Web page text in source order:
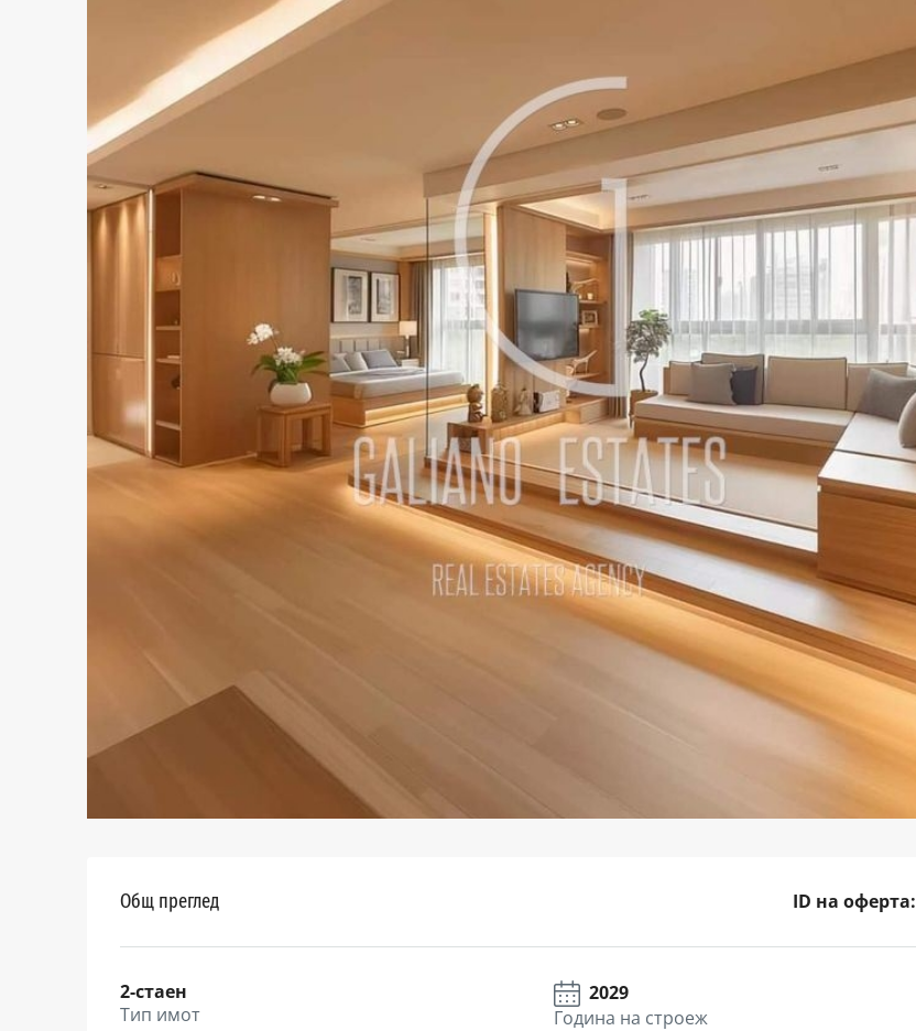
Общ преглед ID на оферта:
2-стаен
Тип имот
2029
Година на строеж